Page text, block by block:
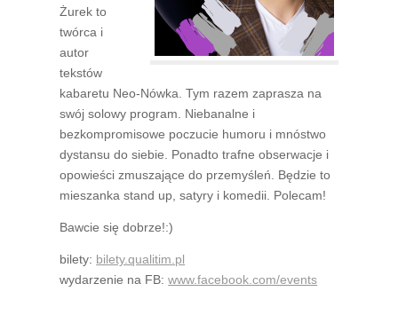
Żurek to
twórca i
autor
tekstów
kabaretu Neo-Nówka. Tym razem zaprasza na
swój solowy program. Niebanalne i
bezkompromisowe poczucie humoru i mnóstwo
dystansu do siebie. Ponadto trafne obserwacje i
opowieści zmuszające do przemyśleń. Będzie to
mieszanka stand up, satyry i komedii. Polecam!
Bawcie się dobrze!:)
bilety: bilety.qualitim.pl
wydarzenie na FB:www.facebook.com/events